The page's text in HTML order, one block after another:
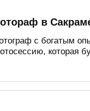
в
с богатым
которая